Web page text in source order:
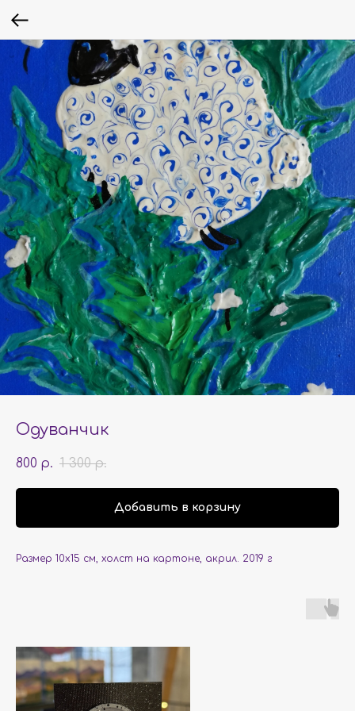
Одуванчик
800 р. 1 300 р.
Добавить в корзину
Размер 10х15 см, холст на картоне, акрил. 2019 г